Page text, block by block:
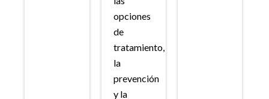
opciones
de
tratamiento,
la
prevención
y la